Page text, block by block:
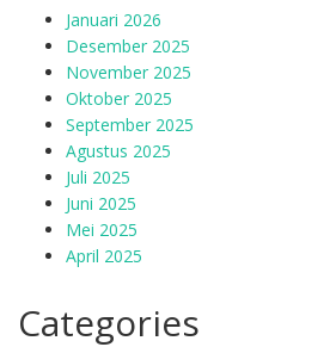
Januari 2026
Desember 2025
November 2025
Oktober 2025
September 2025
Agustus 2025
Juli 2025
Juni 2025
Mei 2025
April 2025
Categories